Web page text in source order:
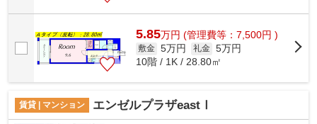
5.85万円 (管理費等：7,500円 )
敷金 5万円 礼金 5万円
10階 / 1K / 28.80㎡
賃貸 | マンション エンゼルプラザeastⅠ